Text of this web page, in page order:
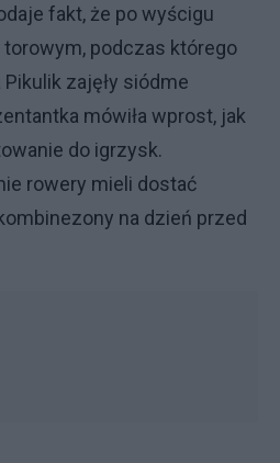
fakt, że po wyścigu
podczas którego
zajęły siódme
mówiła wprost, jak
do igrzysk.
rowery mieli dostać
na dzień przed